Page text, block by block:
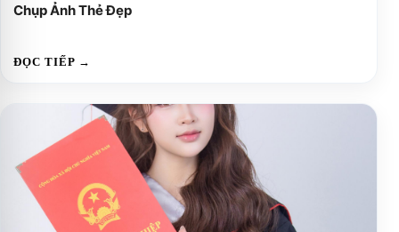
Chụp Ảnh Thẻ Đẹp
ĐỌC TIẾP →